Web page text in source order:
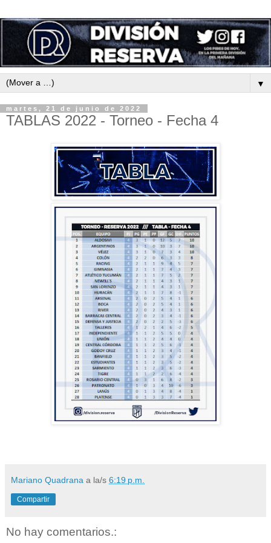
▼
martes, 21 de junio de 2022
TABLAS 2022 - Torneo - Fecha 4
Mariano Quadrana a la/s 6:19 p.m.
Compartir
No hay comentarios.: